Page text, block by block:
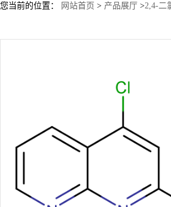
您当前的位置： 网站首页 > 产品展厅 >2,4-二